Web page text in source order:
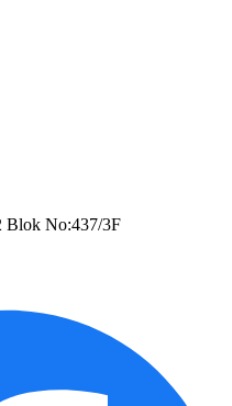
Blok No:437/3F